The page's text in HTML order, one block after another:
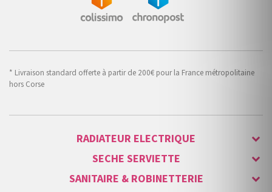
* Livraison standard offerte à partir de 200€ pour la France métropolitaine
hors Corse
RADIATEUR ELECTRIQUE
SECHE SERVIETTE
SANITAIRE & ROBINETTERIE